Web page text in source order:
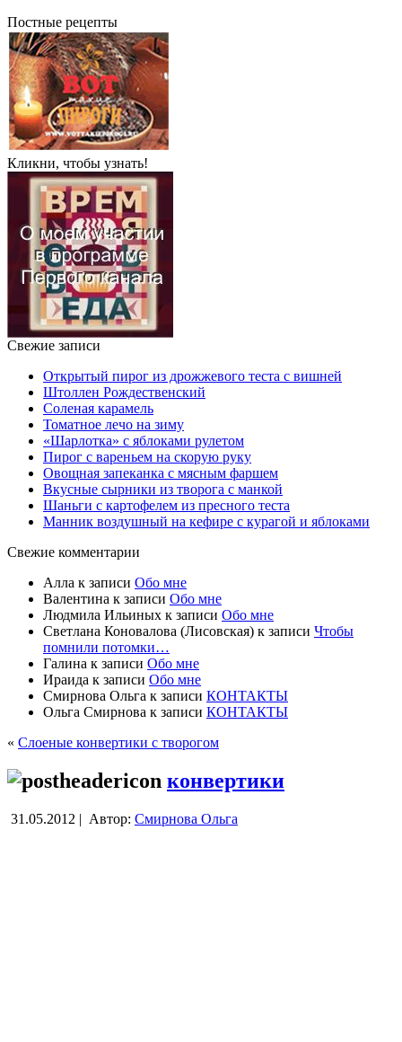
Постные рецепты
Кликни, чтобы узнать!
Свежие записи
Открытый пирог из дрожжевого теста с вишней
Штоллен Рождественский
Соленая карамель
Томатное лечо на зиму
«Шарлотка» с яблоками рулетом
Пирог с вареньем на скорую руку
Овощная запеканка с мясным фаршем
Вкусные сырники из творога с манкой
Шаньги с картофелем из пресного теста
Манник воздушный на кефире с курагой и яблоками
Свежие комментарии
Алла к записи Обо мне
Валентина к записи Обо мне
Людмила Ильиных к записи Обо мне
Светлана Коновалова (Лисовская) к записи Чтобы
помнили потомки…
Галина к записи Обо мне
Ираида к записи Обо мне
Смирнова Ольга к записи КОНТАКТЫ
Ольга Смирнова к записи КОНТАКТЫ
« Слоеные конвертики с творогом
конвертики
31.05.2012 | Автор: Смирнова Ольга